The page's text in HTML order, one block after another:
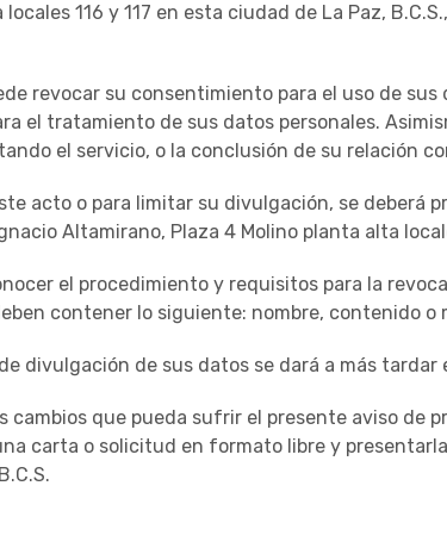
116 y 117 en esta ciudad de La Paz,
revocar su consentimiento para el uso de
el tratamiento de sus datos personales.
el servicio, o la conclusión de su relación
acto o para limitar su divulgación, se deberá
Altamirano, Plaza 4 Molino planta alta
el procedimiento y requisitos para la
contener lo siguiente: nombre, contenido
divulgación de sus datos se dará a más
cambios que pueda sufrir el presente aviso de
carta o solicitud en formato libre y